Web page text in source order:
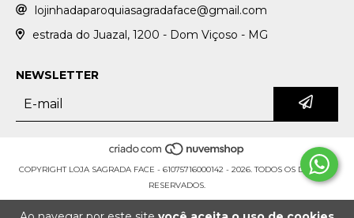
lojinhadaparoquiasagradaface@gmail.com
estrada do Juazal, 1200 - Dom Viçoso - MG
NEWSLETTER
COPYRIGHT LOJA SAGRADA FACE - 61075716000142 - 2026. TODOS OS DIREITOS
RESERVADOS.